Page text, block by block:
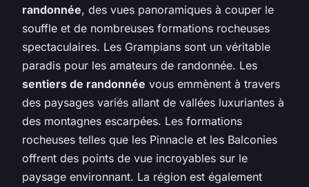
randonnée, des vues panoramiques à couper le
souffle et de nombreuses formations rocheuses
spectaculaires. Les Grampians sont un véritable
paradis pour les amateurs de randonnée. Les
sentiers de randonnée vous emmènent à travers
des paysages variés allant de vallées luxuriantes à
des montagnes escarpées. Les formations
rocheuses telles que les Pinnacle et les Balconies
offrent des points de vue incroyables sur le
paysage environnant. La région est également